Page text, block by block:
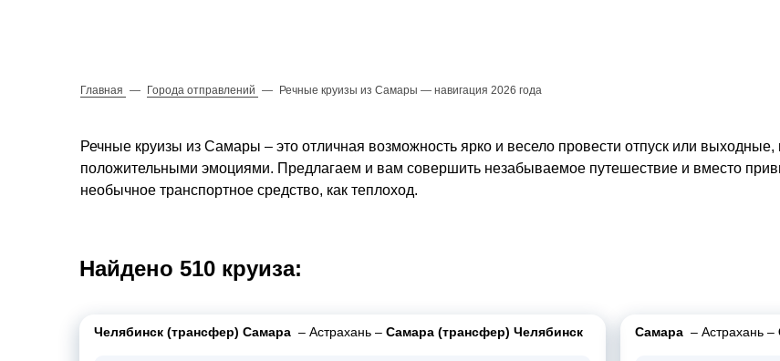
Главная — Города отправлений — Речные круизы из Самары — навигация 2026 года
Речные круизы из Самары – это отличная возможность ярко и весело провести отпуск или выходные,
положительными эмоциями. Предлагаем и вам совершить незабываемое путешествие и вместо
необычное транспортное средство, как теплоход.
Найдено 510 круиза:
Челябинск (трансфер) Самара – Астрахань – Самара (трансфер) Челябинск Самара – Астрахань –